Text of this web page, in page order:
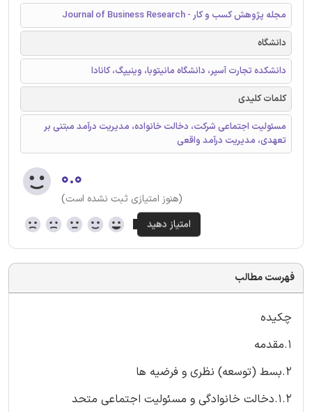
مجله پژوهش کسب و کار - Journal of Business Research
دانشگاه
دانشکده تجارت آسپر، دانشگاه مانیتوبا، وینیپگ، کانادا
کلمات کلیدی
مسئولیت اجتماعی شرکت، دخالت خانواده، مدیریت درآمد مبتنی بر
تعهدی، مدیریت درآمد واقعی
۰.۰
(هنوز امتیازی ثبت نشده است)
فهرست مطالب
چکیده
1.مقدمه
2.بسط (توسعه) نظری و فرضیه ها
1.2.دخالت خانوادگی و مسئولیت اجتماعی متحد